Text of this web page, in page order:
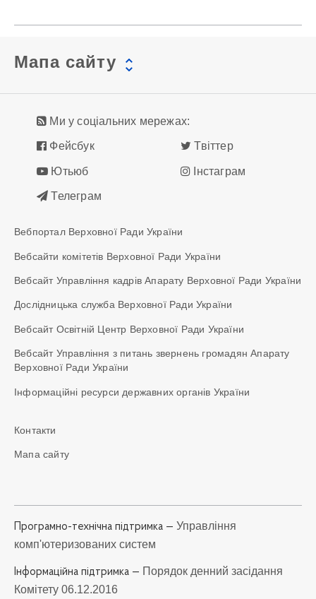
Мапа сайту
Ми у соціальних мережах:
Фейсбук Твіттер
Ютьюб Інстаграм
Телеграм
Вебпортал Верховної Ради України
Вебсайти комітетів Верховної Ради України
Вебсайт Управління кадрів Апарату Верховної Ради України
Дослідницька служба Верховної Ради України
Вебсайт Освітній Центр Верховної Ради України
Вебсайт Управління з питань звернень громадян Апарату
Верховної Ради України
Інформаційні ресурси державних органів України
Контакти
Мапа сайту
Програмно-технічна підтримка — Управління
комп'ютеризованих систем
Iнформаційна підтримка — Порядок денний засідання
Комітету 06.12.2016